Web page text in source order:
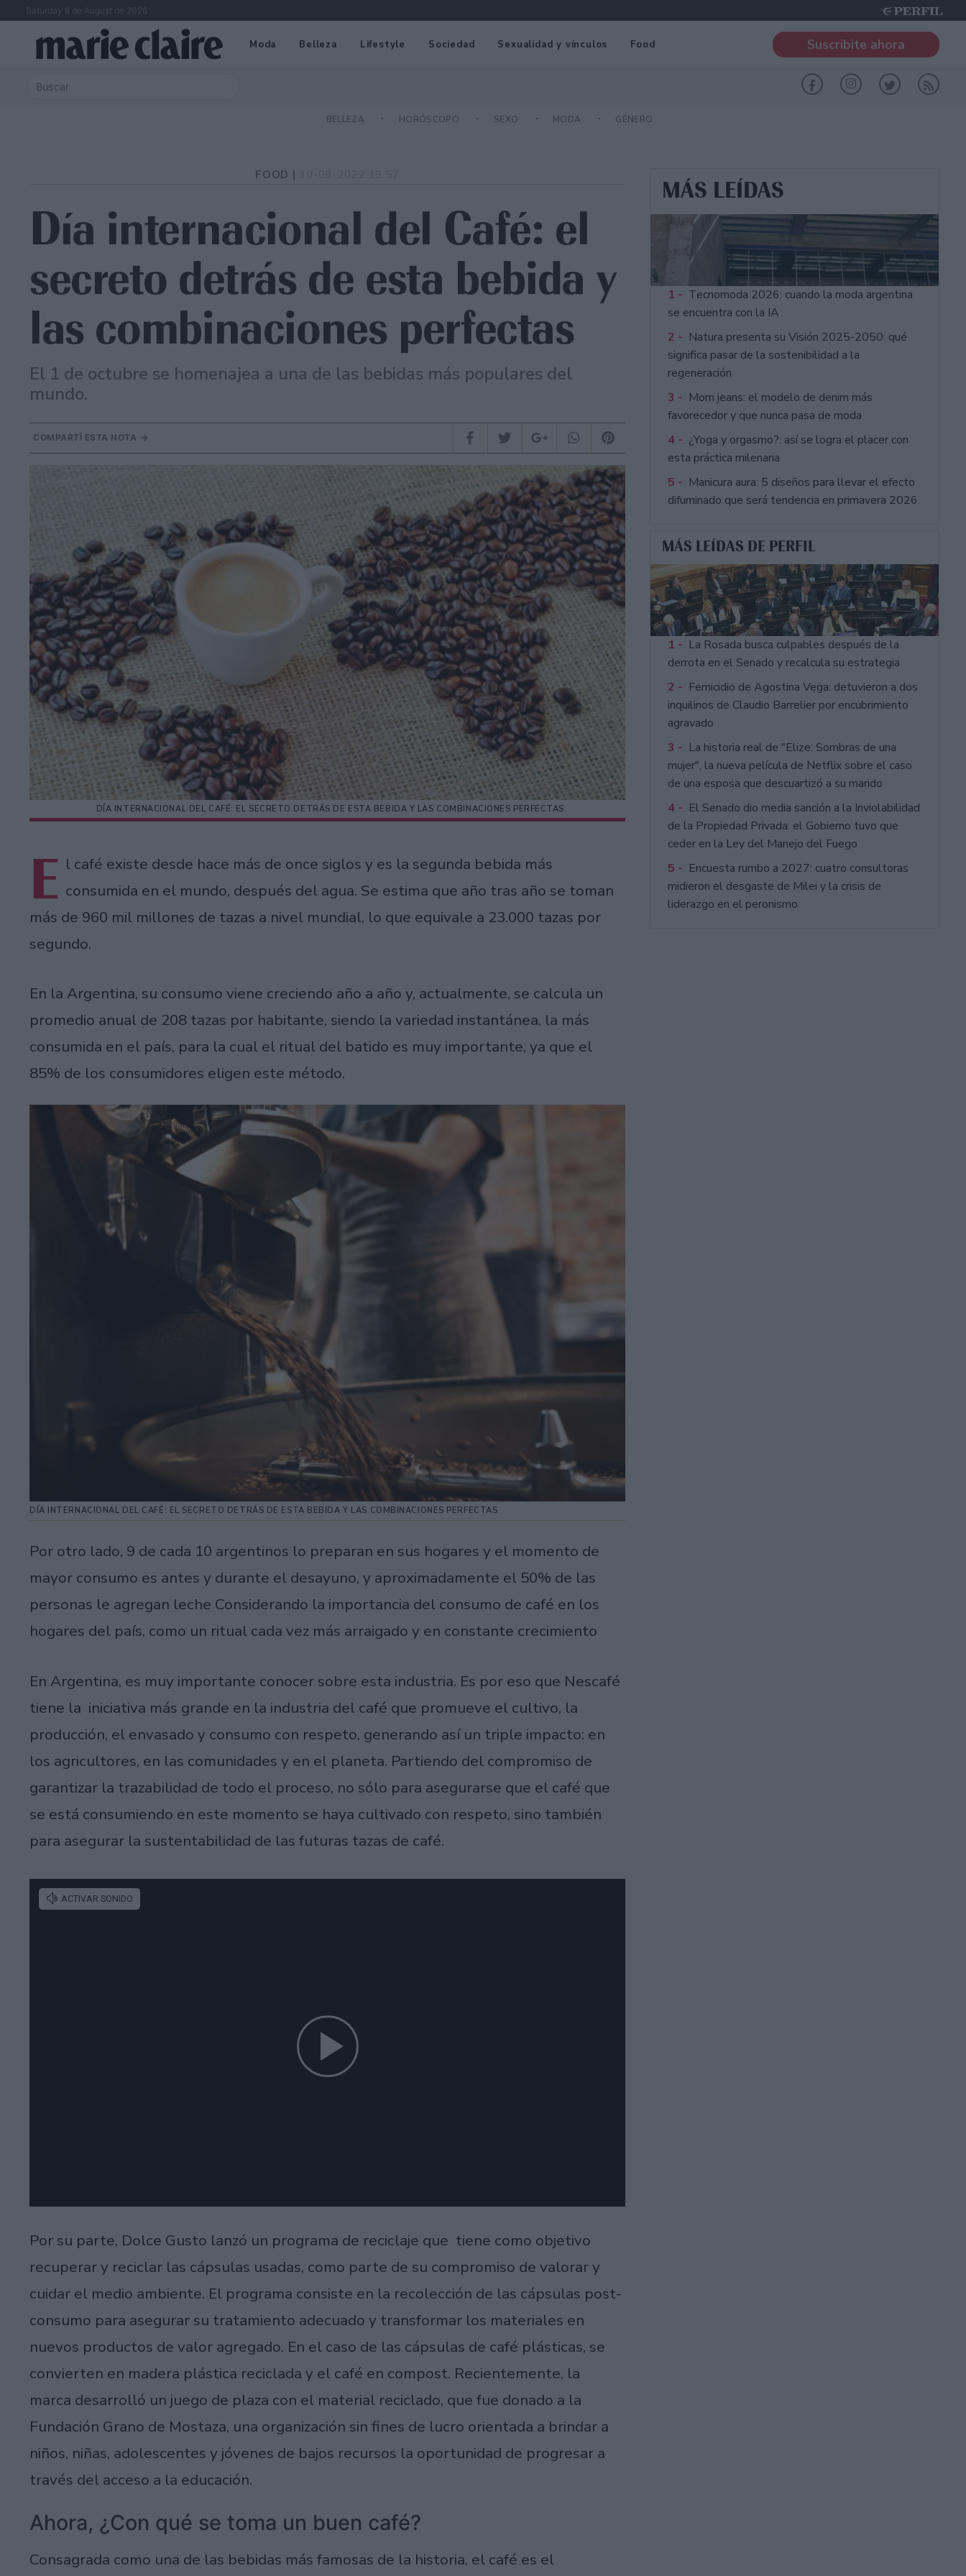
Saturday 8 de August de 2026
Moda Belleza Lifestyle Sociedad Sexualidad y vínculos Food Suscribite ahora
BELLEZA HORÓSCOPO SEXO MODA GÉNERO
FOOD |
Día internacional del Café: el
secreto detrás de esta bebida y
las combinaciones perfectas
El 1 de octubre se homenajea a una de las bebidas más populares del
mundo.
COMPARTÍ ESTA NOTA
DÍA INTERNACIONAL DEL CAFÉ: EL SECRETO DETRÁS DE ESTA BEBIDA Y LAS COMBINACIONES PERFECTAS
E l café existe desde hace más de once siglos y es la segunda bebida más
consumida en el mundo, después del agua. Se estima que año tras año se toman
más de 960 mil millones de tazas a nivel mundial, lo que equivale a 23.000 tazas por
segundo.
En la Argentina, su consumo viene creciendo año a año y, actualmente, se calcula un
promedio anual de 208 tazas por habitante, siendo la variedad instantánea, la más
consumida en el país, para la cual el ritual del batido es muy importante, ya que el
85% de los consumidores eligen este método.
DÍA INTERNACIONAL DEL CAFÉ: EL SECRETO DETRÁS DE ESTA BEBIDA Y LAS COMBINACIONES PERFECTAS
Por otro lado, 9 de cada 10 argentinos lo preparan en sus hogares y el momento de
mayor consumo es antes y durante el desayuno, y aproximadamente el 50% de las
personas le agregan leche Considerando la importancia del consumo de café en los
hogares del país, como un ritual cada vez más arraigado y en constante crecimiento
En Argentina, es muy importante conocer sobre esta industria. Es por eso que Nescafé
tiene la iniciativa más grande en la industria del café que promueve el cultivo, la
producción, el envasado y consumo con respeto, generando así un triple impacto: en
los agricultores, en las comunidades y en el planeta. Partiendo del compromiso de
garantizar la trazabilidad de todo el proceso, no sólo para asegurarse que el café que
se está consumiendo en este momento se haya cultivado con respeto, sino también
para asegurar la sustentabilidad de las futuras tazas de café.
Por su parte, Dolce Gusto lanzó un programa de reciclaje que tiene como objetivo
recuperar y reciclar las cápsulas usadas, como parte de su compromiso de valorar y
cuidar el medio ambiente. El programa consiste en la recolección de las cápsulas post-
consumo para asegurar su tratamiento adecuado y transformar los materiales en
nuevos productos de valor agregado. En el caso de las cápsulas de café plásticas, se
convierten en madera plástica reciclada y el café en compost. Recientemente, la
marca desarrolló un juego de plaza con el material reciclado, que fue donado a la
Fundación Grano de Mostaza, una organización sin fines de lucro orientada a brindar a
niños, niñas, adolescentes y jóvenes de bajos recursos la oportunidad de progresar a
través del acceso a la educación.
Ahora, ¿Con qué se toma un buen café?
Consagrada como una de las bebidas más famosas de la historia, el café es el
MÁS LEÍDAS
1 - Tecnomoda 2026: cuando la moda argentina
se encuentra con la IA
2 - Natura presenta su Visión 2025-2050: qué
significa pasar de la sostenibilidad a la
regeneración
3 - Mom jeans: el modelo de denim más
favorecedor y que nunca pasa de moda
4 - ¿Yoga y orgasmo?: así se logra el placer con
esta práctica milenaria
5 - Manicura aura: 5 diseños para llevar el efecto
difuminado que será tendencia en primavera 2026
MÁS LEÍDAS DE PERFIL
1 - La Rosada busca culpables después de la
derrota en el Senado y recalcula su estrategia
2 - Femicidio de Agostina Vega: detuvieron a dos
inquilinos de Claudio Barrelier por encubrimiento
agravado
3 - La historia real de "Elize: Sombras de una
mujer", la nueva película de Netflix sobre el caso
de una esposa que descuartizó a su marido
4 - El Senado dio media sanción a la Inviolabilidad
de la Propiedad Privada: el Gobierno tuvo que
ceder en la Ley del Manejo del Fuego
5 - Encuesta rumbo a 2027: cuatro consultoras
midieron el desgaste de Milei y la crisis de
liderazgo en el peronismo